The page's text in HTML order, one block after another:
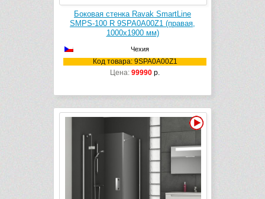
Боковая стенка Ravak SmartLine
SMPS-100 R 9SPA0A00Z1 (правая,
1000х1900 мм)
Чехия
Код товара: 9SPA0A00Z1
Цена: 99990 р.